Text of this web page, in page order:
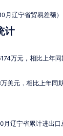
月辽宁省贸易差额）
计
万元，相比上年
美元，相比上年
月辽宁省累计进出口